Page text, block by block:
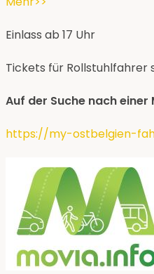
Einlass ab 17 Uhr
Tickets für Rollstuhlfahrer
Auf der Suche nach
https://my-ostbelgien-